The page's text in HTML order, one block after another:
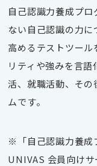
自己認識力養成プロ
ない自己認識の力
高めるテストツー
リティや強みを言
活、就職活動、その
ムです。
※「自己認識力養成
UNIVAS 会員向け